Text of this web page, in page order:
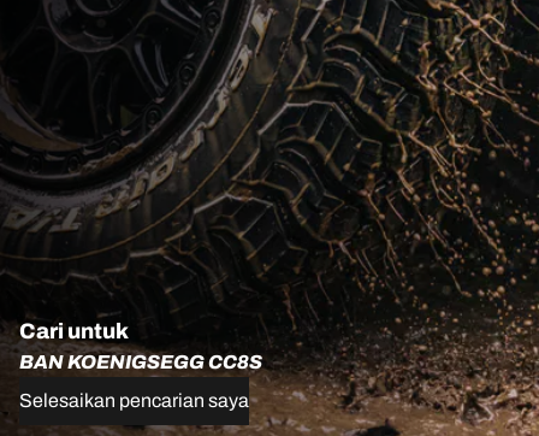
Cari untuk
BAN KOENIGSEGG CC8S
Selesaikan pencarian saya